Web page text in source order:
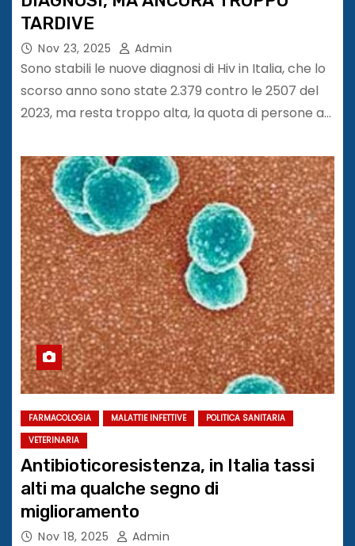
TARDIVE
Nov 23, 2025 Admin
Sono stabili le nuove diagnosi di Hiv in Italia, che lo
scorso anno sono state 2.379 contro le 2507 del
2023, ma resta troppo alta, la quota di persone a…
FARMACOLOGIA MALATTIE INFETTIVE
POLITICA SANITARIA
VETERINARIA
Antibioticoresistenza, in Italia tassi
alti ma qualche segno di
miglioramento
Nov 18, 2025 Admin